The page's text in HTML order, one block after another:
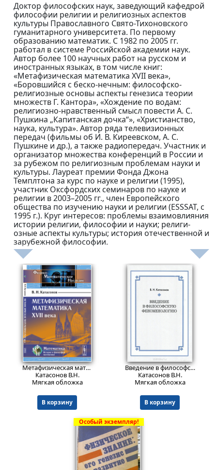
Доктор философских наук, заведующий кафедрой
философии религии и религиозных аспектов
культуры Православного Свято-Тихоновского
гуманитарного университета. По первому
образованию математик. С 1982 по 2005 гг.
работал в системе Российской академии наук.
Автор более 100 научных работ на русском и
иностранных языках, в том числе книг:
«Метафизическая математика XVII века»,
«Боровшийся с беско-нечным: философско-
религиозные основы аспекты генезиса теории
множеств Г. Кантора», «Хождение по водам:
религиозно-нравственный смысл повести А. С.
Пушкина „Капитанская дочка“», «Христианство,
наука, культура». Автор ряда телевизионных
передач (фильмы об И. В. Киреевском, А. С.
Пушкине и др.), а также радиопередач. Участник и
организатор множества конференций в России и
за рубежом по религиозным проблемам науки и
культуры. Лауреат премии Фонда Джона
Темплтона за курс по науке и религии (1995),
участник Оксфордских семинаров по науке и
религии в 2003–2005 гг., член Европейского
общества по изучению науки и религии (ESSSAT, с
1995 г.). Круг интересов: проблемы взаимовлияния
истории религии, философии и науки; религи-
озные аспекты культуры; история отечественной и
зарубежной философии.
523₽
Метафизическая математика XVII века.
Изд. стереотип.
Катасонов В.Н.
Мягкая обложка
В корзину
Пред.заказ!
Введение в философскую феноменологию
Катасонов В.Н.
Мягкая обложка
В корзину
Особый экземпляр!